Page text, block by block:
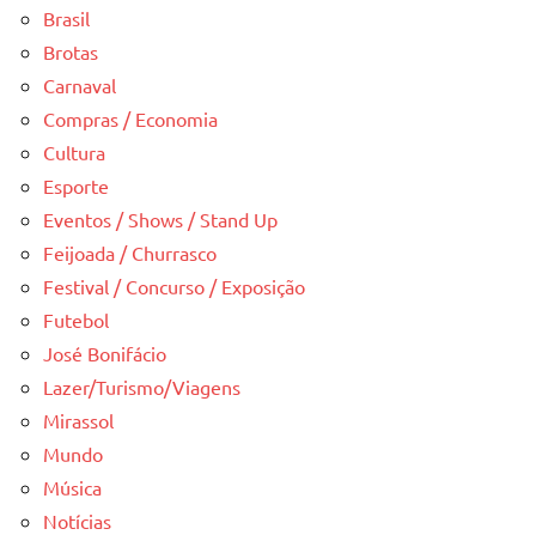
Brasil
Brotas
Carnaval
Compras / Economia
Cultura
Esporte
Eventos / Shows / Stand Up
Feijoada / Churrasco
Festival / Concurso / Exposição
Futebol
José Bonifácio
Lazer/Turismo/Viagens
Mirassol
Mundo
Música
Notícias